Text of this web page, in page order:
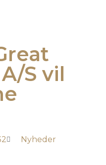
S vil
Nyheder